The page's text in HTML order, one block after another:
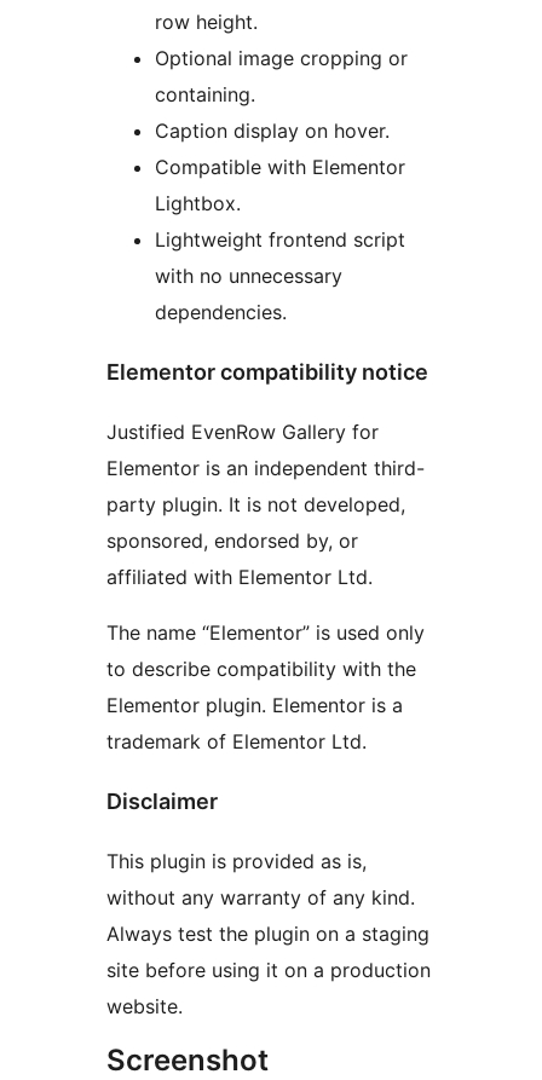
row height.
Optional image cropping or
containing.
Caption display on hover.
Compatible with Elementor
Lightbox.
Lightweight frontend script
with no unnecessary
dependencies.
Elementor compatibility notice
Justified EvenRow Gallery for
Elementor is an independent third-
party plugin. It is not developed,
sponsored, endorsed by, or
affiliated with Elementor Ltd.
The name “Elementor” is used only
to describe compatibility with the
Elementor plugin. Elementor is a
trademark of Elementor Ltd.
Disclaimer
This plugin is provided as is,
without any warranty of any kind.
Always test the plugin on a staging
site before using it on a production
website.
Screenshot